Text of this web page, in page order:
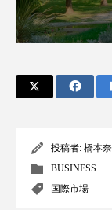
カウンセラー
カカイオイル
クルエルティフ
コネクテッド・
投稿者: 橋本
BUSINESS
国際市場